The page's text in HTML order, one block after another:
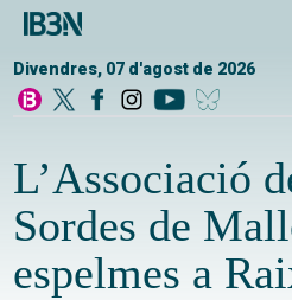
Divendres, 07 d'agost de 2026
L’Associació
Sordes de
espelmes a